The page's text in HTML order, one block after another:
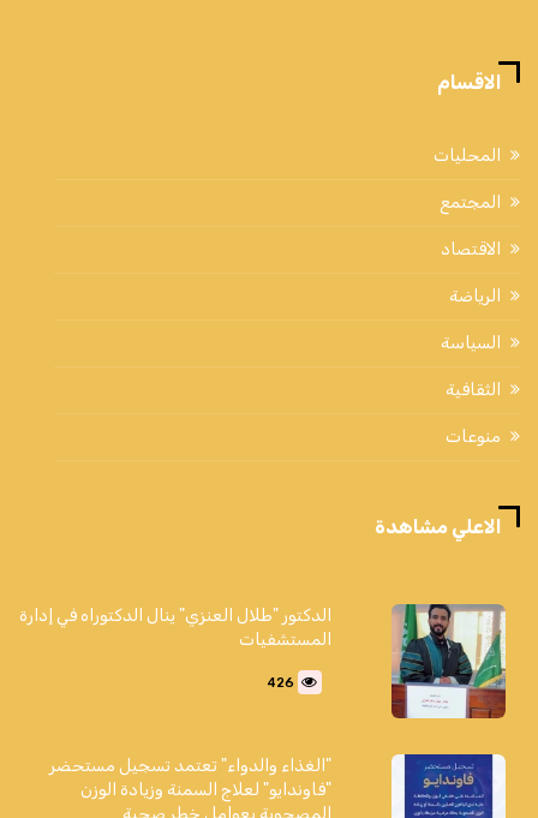
الاقسام
المحليات
المجتمع
الاقتصاد
الرياضة
السياسة
الثقافية
منوعات
الاعلي مشاهدة
الدكتور "طلال العنزي" ينال الدكتوراه في إدارة
المستشفيات
426
"الغذاء والدواء" تعتمد تسجيل مستحضر
"فاوندايو" لعلاج السمنة وزيادة الوزن
المصحوبة بعوامل خطر صحية